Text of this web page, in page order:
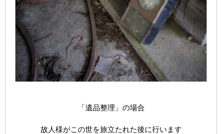
「遺品整理」の場合
故人様がこの世を旅立たれた後に行います